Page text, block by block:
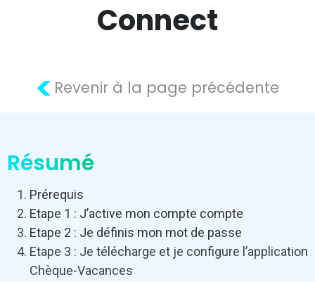
Connect
< Revenir à la page précédente
Résumé
Prérequis
Etape 1 : J’active mon compte compte
Etape 2 : Je définis mon mot de passe
Etape 3 : Je télécharge et je configure l’application
Chèque-Vacances